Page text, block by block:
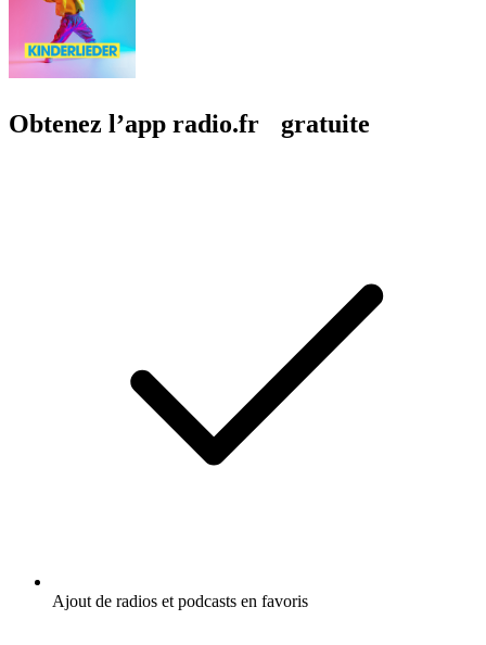
Obtenez l’app radio.fr gratuite
Ajout de radios et podcasts en favoris